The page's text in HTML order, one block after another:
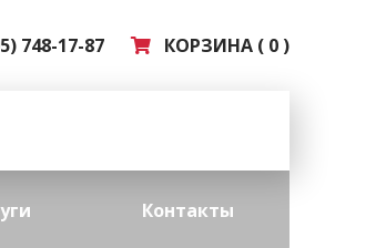
748-17-87 КОРЗИНА ( 0 )
Контакты